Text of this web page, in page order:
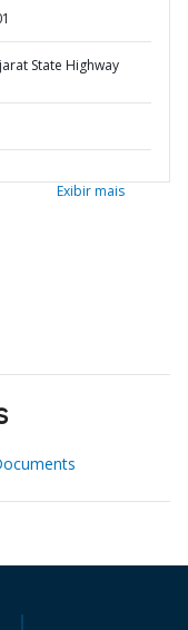
State Highway
Exibir mais